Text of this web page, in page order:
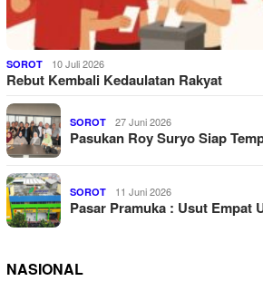
SOROT 10 Juli 2026
Rebut Kembali Kedaulatan Rakyat
SOROT 27 Juni 2026
Pasukan Roy Suryo Siap
SOROT 11 Juni 2026
Pasar Pramuka : Usut Empat
NASIONAL